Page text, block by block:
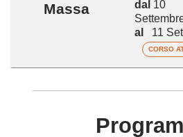
Massa dal 10
al
11
CORSO